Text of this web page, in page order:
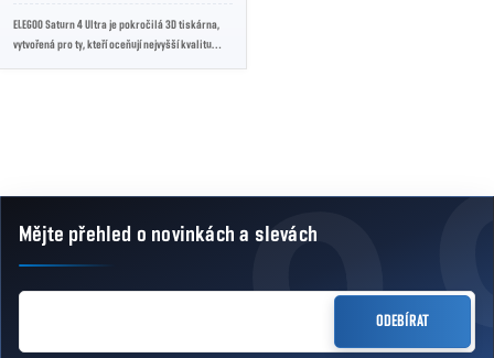
ELEGOO Saturn 4 Ultra je pokročilá 3D tiskárna,
vytvořená pro ty, kteří oceňují nejvyšší kvalitu
Zápatí
Mějte přehled o novinkácha slevách
ODEBÍRAT